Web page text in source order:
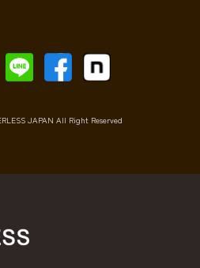
JAPAN All Right Reserved